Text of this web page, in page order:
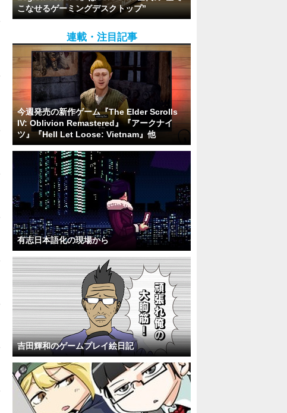
こなせるゲーミングデスクトップ”
連載・注目記事
今週発売の新作ゲーム『The Elder Scrolls
IV: Oblivion Remastered』『アークナイ
ツ』『Hell Let Loose: Vietnam』他
有志日本語化の現場から
吉田輝和のゲームプレイ絵日記